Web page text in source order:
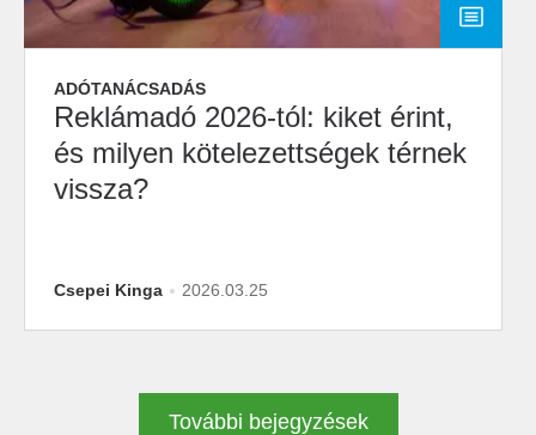
ADÓTANÁCSADÁS
Reklámadó 2026-tól: kiket érint,
és milyen kötelezettségek térnek
vissza?
Csepei Kinga 2026.03.25
További bejegyzések